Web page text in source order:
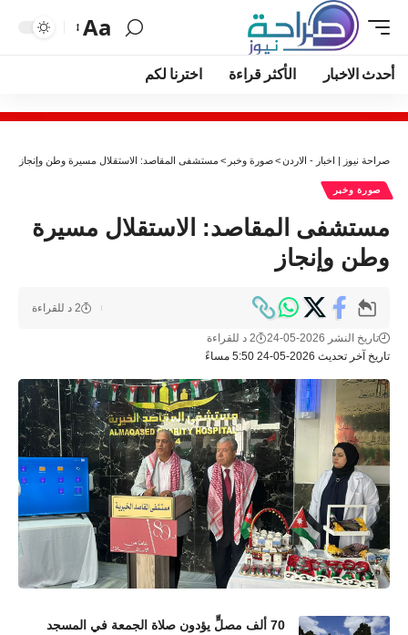
Aa
أحدث الاخبار الأكثر قراءة اخترنا لكم
صراحة نيوز | اخبار - الاردن>صورة وخبر > مستشفى المقاصد: الاستقلال مسيرة وطن وإنجاز
صورة وخبر
مستشفى المقاصد: الاستقلال مسيرة
وطن وإنجاز
تاريخ آخر تحديث 2026-05-24 5:50 مساءً
تاريخ النشر 2026-05-24 2 د للقراءة
2 د للقراءة
70 ألف مصلٍّ يؤدون صلاة الجمعة في المسجد